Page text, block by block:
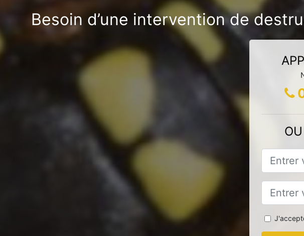
Besoin d’une intervention de